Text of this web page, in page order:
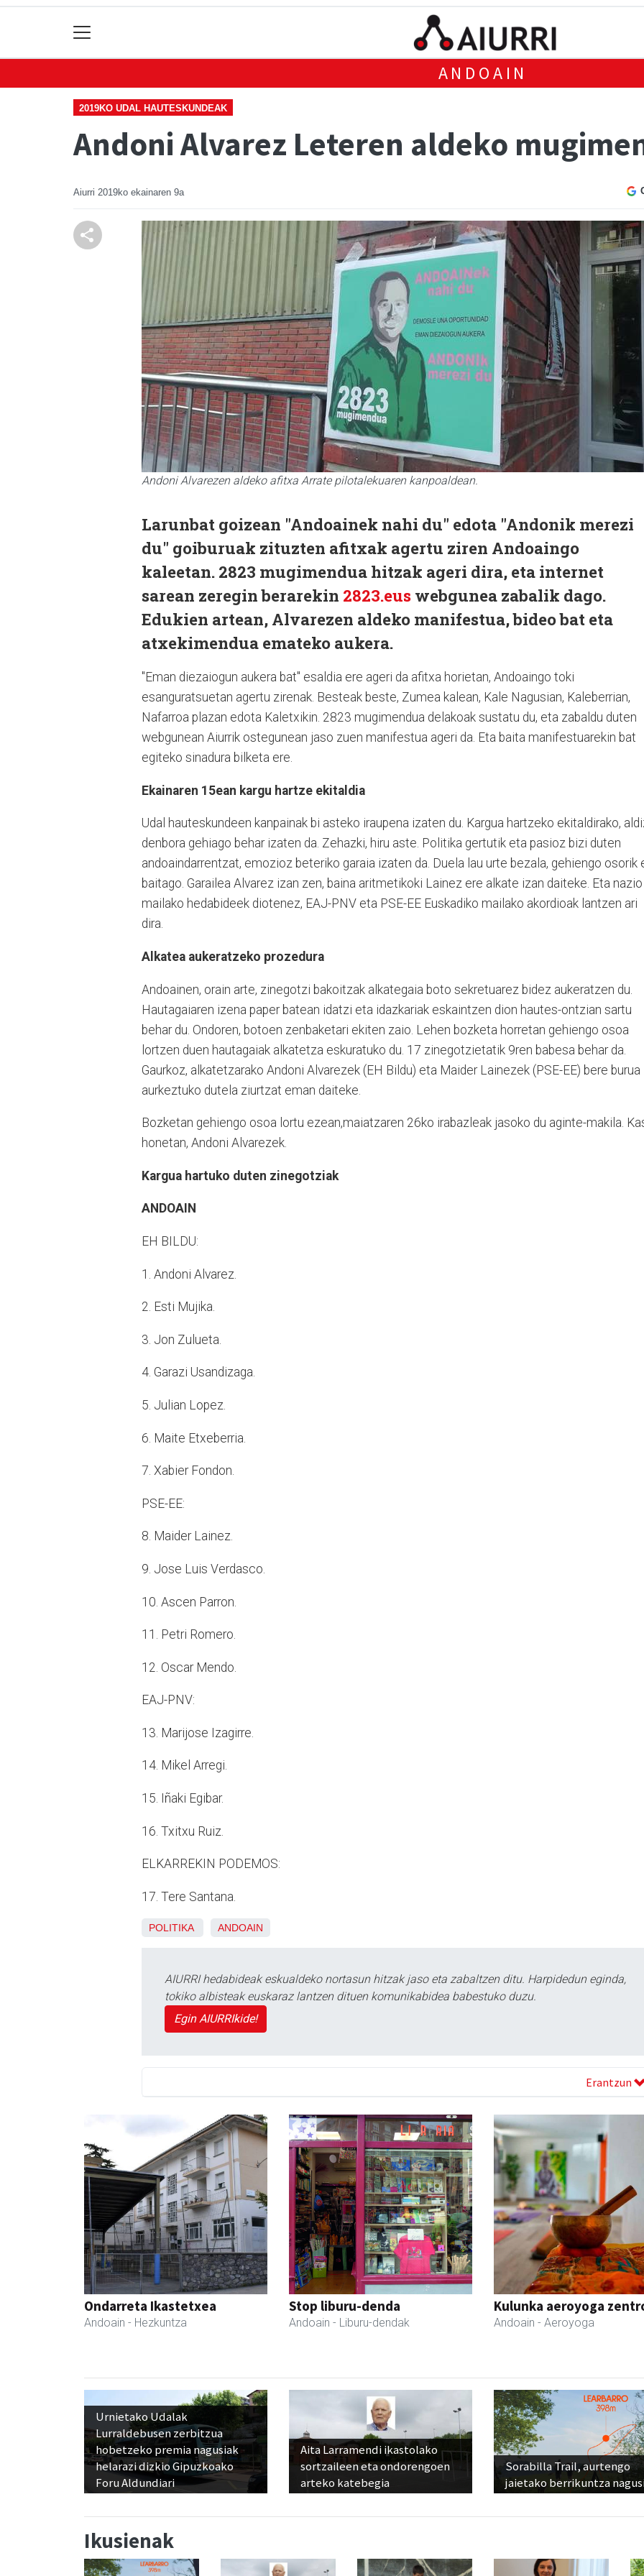
ANDOAIN
2019KO UDAL HAUTESKUNDEAK
Andoni Alvarez Leteren aldeko
Aiurri 2019ko ekainaren 9a
Andoni Alvarezen aldeko afitxa Arrate pilotalekuaren kanpoaldean.
Larunbat goizean "Andoainek nahi du" edota "Andonik merezi
du" goiburuak zituzten afitxak agertu ziren Andoaingo
kaleetan. 2823 mugimendua hitzak ageri dira, eta internet
sarean zeregin berarekin 2823.eus webgunea zabalik dago.
Edukien artean, Alvarezen aldeko manifestua, bideo bat eta
atxekimendua emateko aukera.
"Eman diezaiogun aukera bat" esaldia ere ageri da afitxa horietan, Andoaingo toki
esanguratsuetan agertu zirenak. Besteak beste, Zumea kalean, Kale Nagusian, Kaleberrian,
Nafarroa plazan edota Kaletxikin. 2823 mugimendua delakoak sustatu du, eta zabaldu duten
webgunean Aiurrik ostegunean jaso zuen manifestua ageri da. Eta baita manifestuarekin bat
egiteko sinadura bilketa ere.
Ekainaren 15ean kargu hartze ekitaldia
Udal hauteskundeen kanpainak bi asteko iraupena izaten du. Kargua hartzeko ekitaldirako,
denbora gehiago behar izaten da. Zehazki, hiru aste. Politika gertutik eta pasioz bizi duten
andoaindarrentzat, emozioz beteriko garaia izaten da. Duela lau urte bezala, gehiengo osorik
baitago. Garailea Alvarez izan zen, baina aritmetikoki Lainez ere alkate izan daiteke. Eta nazio
mailako hedabideek diotenez, EAJ-PNV eta PSE-EE Euskadiko mailako akordioak lantzen ari
dira.
Alkatea aukeratzeko prozedura
Andoainen, orain arte, zinegotzi bakoitzak alkategaia boto sekretuarez bidez aukeratzen du.
Hautagaiaren izena paper batean idatzi eta idazkariak eskaintzen dion hautes-ontzian sartu
behar du. Ondoren, botoen zenbaketari ekiten zaio. Lehen bozketa horretan gehiengo osoa
lortzen duen hautagaiak alkatetza eskuratuko du. 17 zinegotzietatik 9ren babesa behar da.
Gaurkoz, alkatetzarako Andoni Alvarezek (EH Bildu) eta Maider Lainezek (PSE-EE) bere burua
aurkeztuko dutela ziurtzat eman daiteke.
Bozketan gehiengo osoa lortu ezean,maiatzaren 26ko irabazleak jasoko du aginte-makila.
honetan, Andoni Alvarezek.
Kargua hartuko duten zinegotziak
ANDOAIN
EH BILDU:
1. Andoni Alvarez.
2. Esti Mujika.
3. Jon Zulueta.
4. Garazi Usandizaga.
5. Julian Lopez.
6. Maite Etxeberria.
7. Xabier Fondon.
PSE-EE:
8. Maider Lainez.
9. Jose Luis Verdasco.
10. Ascen Parron.
11. Petri Romero.
12. Oscar Mendo.
EAJ-PNV:
13. Marijose Izagirre.
14. Mikel Arregi.
15. Iñaki Egibar.
16. Txitxu Ruiz.
ELKARREKIN PODEMOS:
17. Tere Santana.
POLITIKA ANDOAIN
AIURRI hedabideak eskualdeko nortasun hitzak jaso eta zabaltzen ditu. Harpidedun eginda,
tokiko albisteak euskaraz lantzen dituen komunikabidea babestuko duzu.
Egin AIURRIkide!
Erantzun
Ondarreta Ikastetxea
Andoain - Hezkuntza
Stop liburu-denda
Andoain - Liburu-dendak
Kulunka aeroyoga
Andoain - Aeroyoga
Urnietako Udalak
Lurraldebusen zerbitzua
hobetzeko premia nagusiak
helarazi dizkio Gipuzkoako
Foru Aldundiari
Aita Larramendi ikastolako
sortzaileen eta ondorengoen
arteko katebegia
Sorabilla Trail, aurtengo
jaietako berrikuntza
Ikusienak